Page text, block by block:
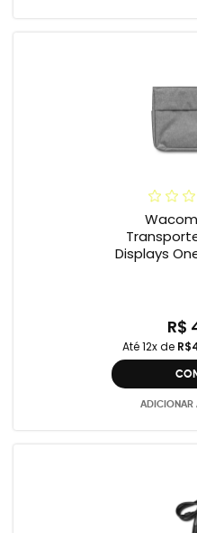
Displays
R$
Até 12x de
ADICIONAR